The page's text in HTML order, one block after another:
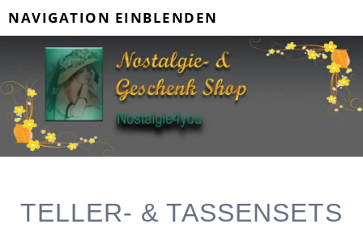
NAVIGATION EINBLENDEN
TELLER- & TASSENSETS